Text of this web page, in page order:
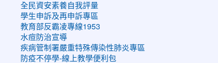
全民資安素養自我評量
學生申訴及再申訴專區
教育部反霸凌專線1953
水痘防治宣導
疾病管制署嚴重特殊傳染性肺炎專區
防疫不停學-線上教學便利包